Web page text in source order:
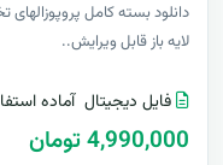
دانلود بسته کامل پروپوزالهای
لایه باز قابل ویرایش..
فایل دیجیتال آماده
4,990,000 تومان